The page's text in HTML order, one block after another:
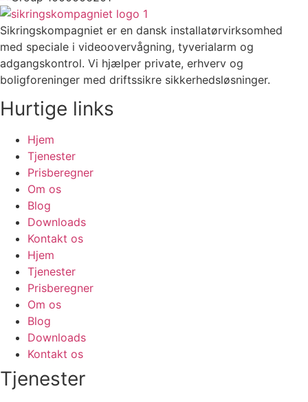
Sikringskompagniet er en dansk installatørvirksomhed
med speciale i videoovervågning, tyverialarm og
adgangskontrol. Vi hjælper private, erhverv og
boligforeninger med driftssikre sikkerhedsløsninger.
Hurtige links
Hjem
Tjenester
Prisberegner
Om os
Blog
Downloads
Kontakt os
Hjem
Tjenester
Prisberegner
Om os
Blog
Downloads
Kontakt os
Tjenester